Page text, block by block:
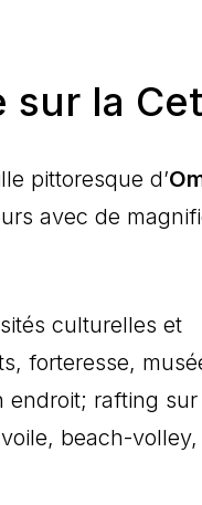
la
pittoresque d’
avec de
culturelles et
forteresse,
endroit; rafting sur
beach-volley,